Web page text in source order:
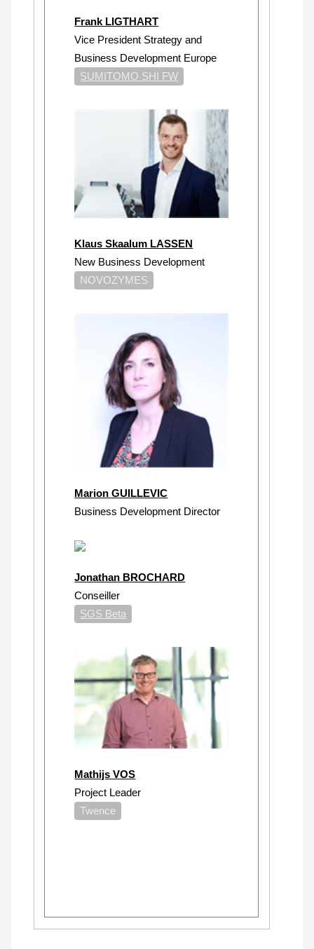
Frank LIGTHART
Vice President Strategy and
Business Development Europe
SUMITOMO SHI FW
Klaus Skaalum LASSEN
New Business Development
NOVOZYMES
Marion GUILLEVIC
Business Development Director
Jonathan BROCHARD
Conseiller
SGS Beta
Mathijs VOS
Project Leader
Twence